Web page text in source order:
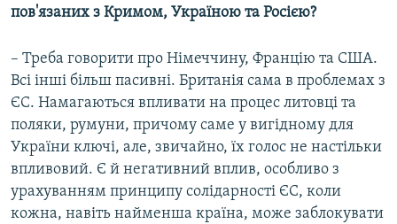
пов'язаних з Кримом, Україною та Росією?
– Треба говорити про Німеччину, Францію та США.
Всі інші більш пасивні. Британія сама в проблемах з
ЄС. Намагаються впливати на процес литовці та
поляки, румуни, причому саме у вигідному для
України ключі, але, звичайно, їх голос не настільки
впливовий. Є й негативний вплив, особливо з
урахуванням принципу солідарності ЄС, коли
кожна, навіть найменша країна, може заблокувати